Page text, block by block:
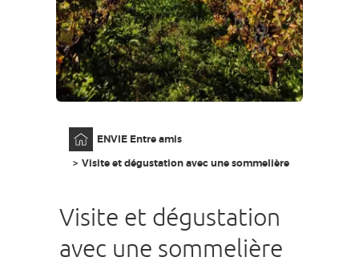
MA SÉLECTION
FR
ENVIE Entre amis
Visite et dégustation avec une sommelière
Visite et dégustation
avec une sommelière